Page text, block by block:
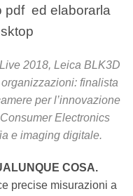
pdf ed elaborarla
2018, Leica BLK3D
finalista
per l’innovazione
Electronics
e imaging digitale.
COSA.
precise misurazioni a